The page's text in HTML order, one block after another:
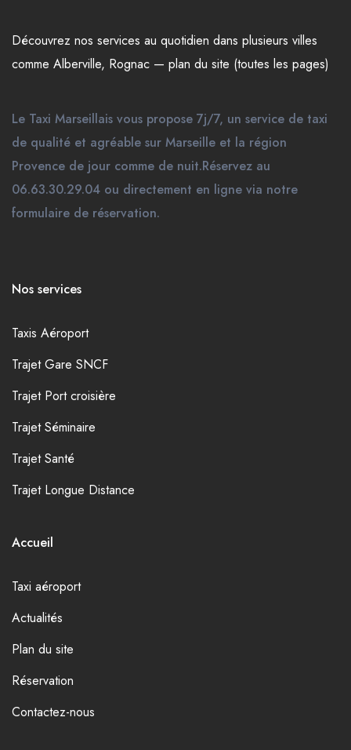
Découvrez nos services au quotidien dans plusieurs villes
comme Alberville, Rognac — plan du site (toutes les pages)
Le Taxi Marseillais vous propose 7j/7, un service de taxi
de qualité et agréable sur Marseille et la région
Provence de jour comme de nuit.Réservez au
06.63.30.29.04 ou directement en ligne via notre
formulaire de réservation.
Nos services
Taxis Aéroport
Trajet Gare SNCF
Trajet Port croisière
Trajet Séminaire
Trajet Santé
Trajet Longue Distance
Accueil
Taxi aéroport
Actualités
Plan du site
Réservation
Contactez-nous